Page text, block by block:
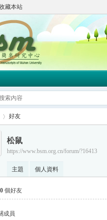
藏本站
好友
松鼠
https://www.bsm.org.cn/forum/?16413
主題 個人資料
0 個好友
成員